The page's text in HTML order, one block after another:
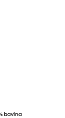
bavlna